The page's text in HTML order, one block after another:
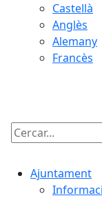
Castellà
Anglès
Alemany
Francès
Cercar:
Ajuntament